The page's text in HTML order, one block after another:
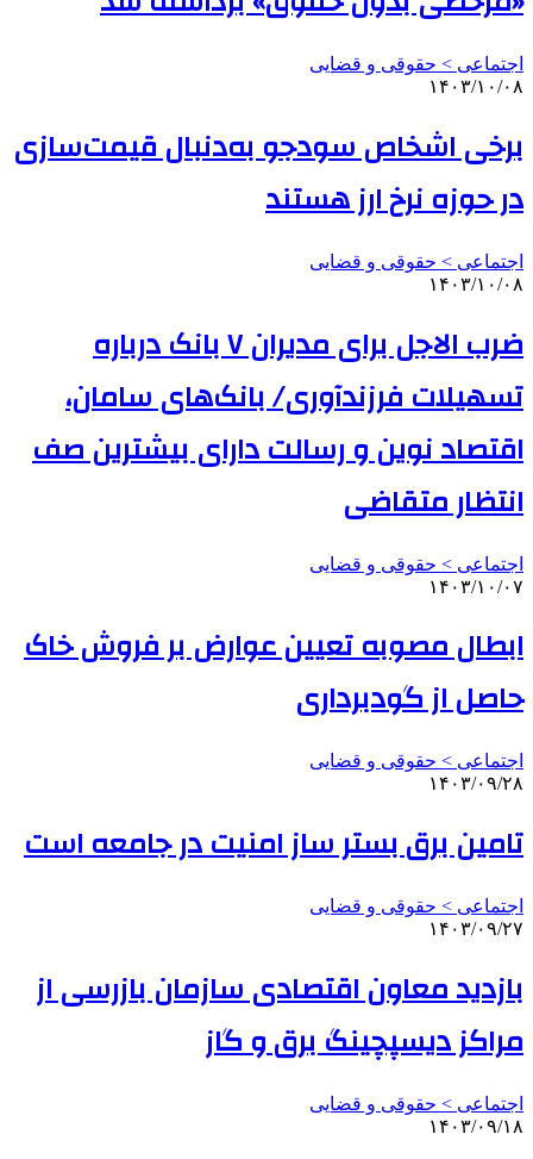
اجتماعی > حقوقی و قضایی
۱۴۰۳/۱۰/۰۸
برخی اشخاص سودجو به‌دنبال قیمت‌سازی
در حوزه نرخ ارز هستند
اجتماعی > حقوقی و قضایی
۱۴۰۳/۱۰/۰۸
ضرب الاجل برای مدیران ۷ بانک درباره
تسهیلات فرزندآوری/ بانک‌های سامان،
اقتصاد نوین و رسالت دارای بیشترین صف
انتظار متقاضی
اجتماعی > حقوقی و قضایی
۱۴۰۳/۱۰/۰۷
ابطال مصوبه تعیین عوارض بر فروش خاک
حاصل از گودبرداری
اجتماعی > حقوقی و قضایی
۱۴۰۳/۰۹/۲۸
تامین برق بستر ساز امنیت در جامعه است
اجتماعی > حقوقی و قضایی
۱۴۰۳/۰۹/۲۷
بازدید معاون اقتصادی سازمان بازرسی از
مراکز دیسپچینگ برق و گاز
اجتماعی > حقوقی و قضایی
۱۴۰۳/۰۹/۱۸